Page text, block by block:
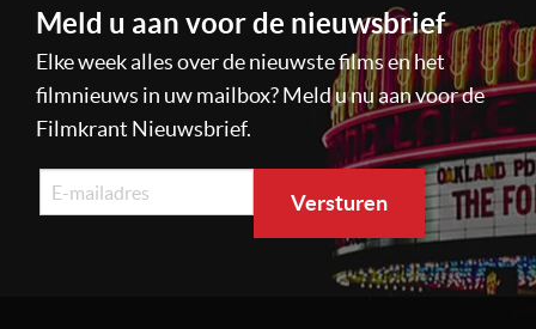
Meld u aan voor de nieuwsbrief
Elke week alles over de nieuwste films en het
filmnieuws in uw mailbox? Meld u nu aan voor de
Filmkrant Nieuwsbrief.